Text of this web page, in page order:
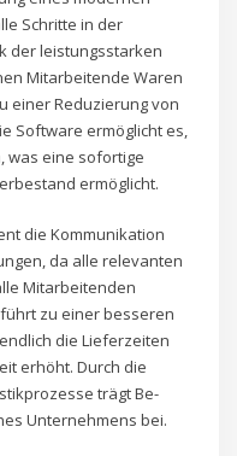
Schritte in der
der leistungsstarken
Mitarbeitende Waren
einer Reduzierung von
Software ermöglicht es,
was eine sofortige
ermöglicht.
die Kommunikation
da alle relevanten
Mitarbeitenden
zu einer besseren
die Lieferzeiten
erhöht. Durch die
trägt Be-
Unternehmens bei.